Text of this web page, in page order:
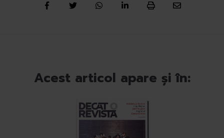
Acest articol apare și în: